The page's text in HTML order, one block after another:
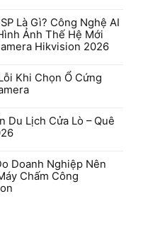
Là Gì? Công Nghệ AI
Ảnh Thế Hệ Mới
Hikvision 2026
Khi Chọn Ổ Cứng
Du Lịch Cửa Lò – Quê
Doanh Nghiệp Nên
Chấm Công